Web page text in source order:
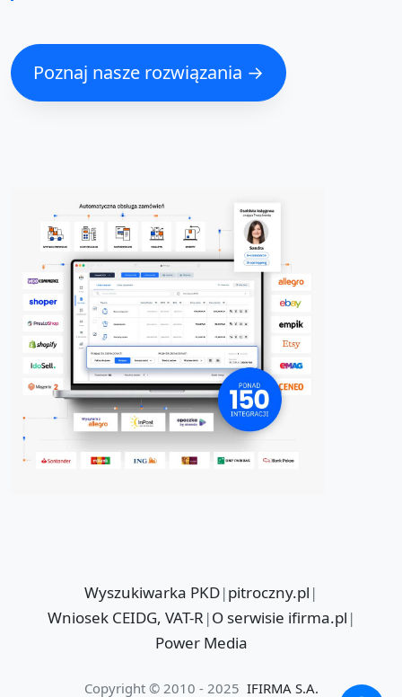
Poznaj nasze rozwiązania →
Wyszukiwarka PKD|pitroczny.pl |
Wniosek CEIDG, VAT-R |O serwisie ifirma.pl |
Power Media
Copyright © 2010 - 2025 IFIRMA S.A.